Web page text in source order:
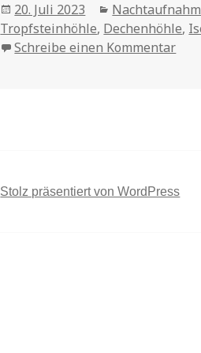
Veröffentlicht
am
20. Juli 2023 Kategorien
Tropfsteinhöhle, Dechenhöhle,
Schreibe einen Kommentar
Stolz präsentiert von WordPress